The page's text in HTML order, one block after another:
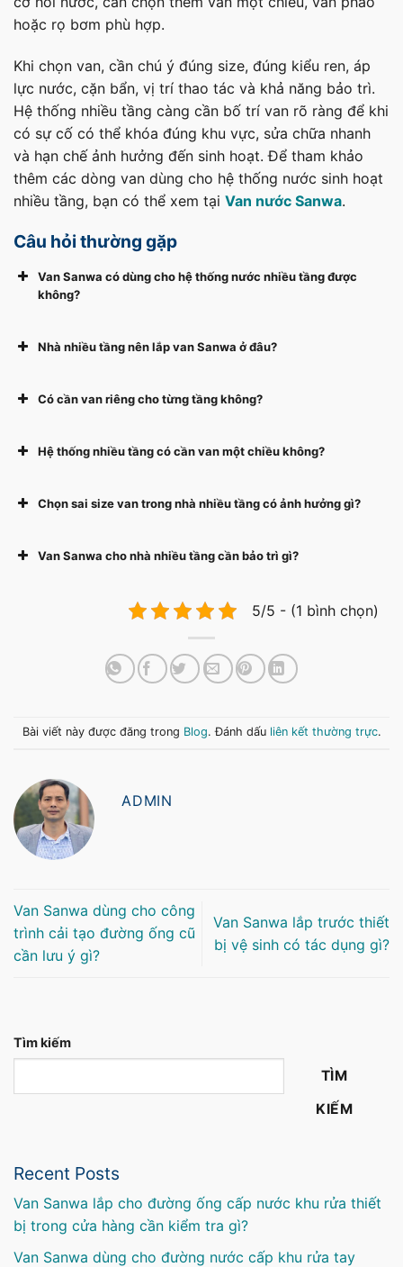
hoặc rọ bơm phù hợp.
Khi chọn van, cần chú ý đúng size, đúng kiểu ren, áp
lực nước, cặn bẩn, vị trí thao tác và khả năng bảo trì.
Hệ thống nhiều tầng càng cần bố trí van rõ ràng để khi
có sự cố có thể khóa đúng khu vực, sửa chữa nhanh
và hạn chế ảnh hưởng đến sinh hoạt. Để tham khảo
thêm các dòng van dùng cho hệ thống nước sinh hoạt
nhiều tầng, bạn có thể xem tại Van nước Sanwa.
Câu hỏi thường gặp
Van Sanwa có dùng cho hệ thống nước nhiều tầng được
không?
Nhà nhiều tầng nên lắp van Sanwa ở đâu?
Có cần van riêng cho từng tầng không?
Hệ thống nhiều tầng có cần van một chiều không?
Chọn sai size van trong nhà nhiều tầng có ảnh hưởng gì?
Van Sanwa cho nhà nhiều tầng cần bảo trì gì?
5/5 - (1 bình chọn)
Bài viết này được đăng trong Blog. Đánh dấu liên kết thường trực.
ADMIN
Van Sanwa dùng cho công
trình cải tạo đường ống cũ
cần lưu ý gì?
Van Sanwa lắp trước thiết
bị vệ sinh có tác dụng gì?
Tìm kiếm
TÌM
KIẾM
Recent Posts
Van Sanwa lắp cho đường ống cấp nước khu rửa thiết
bị trong cửa hàng cần kiểm tra gì?
Van Sanwa dùng cho đường nước cấp khu rửa tay